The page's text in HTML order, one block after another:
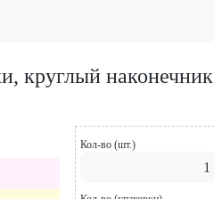
круглый
Кол-во (шт.)